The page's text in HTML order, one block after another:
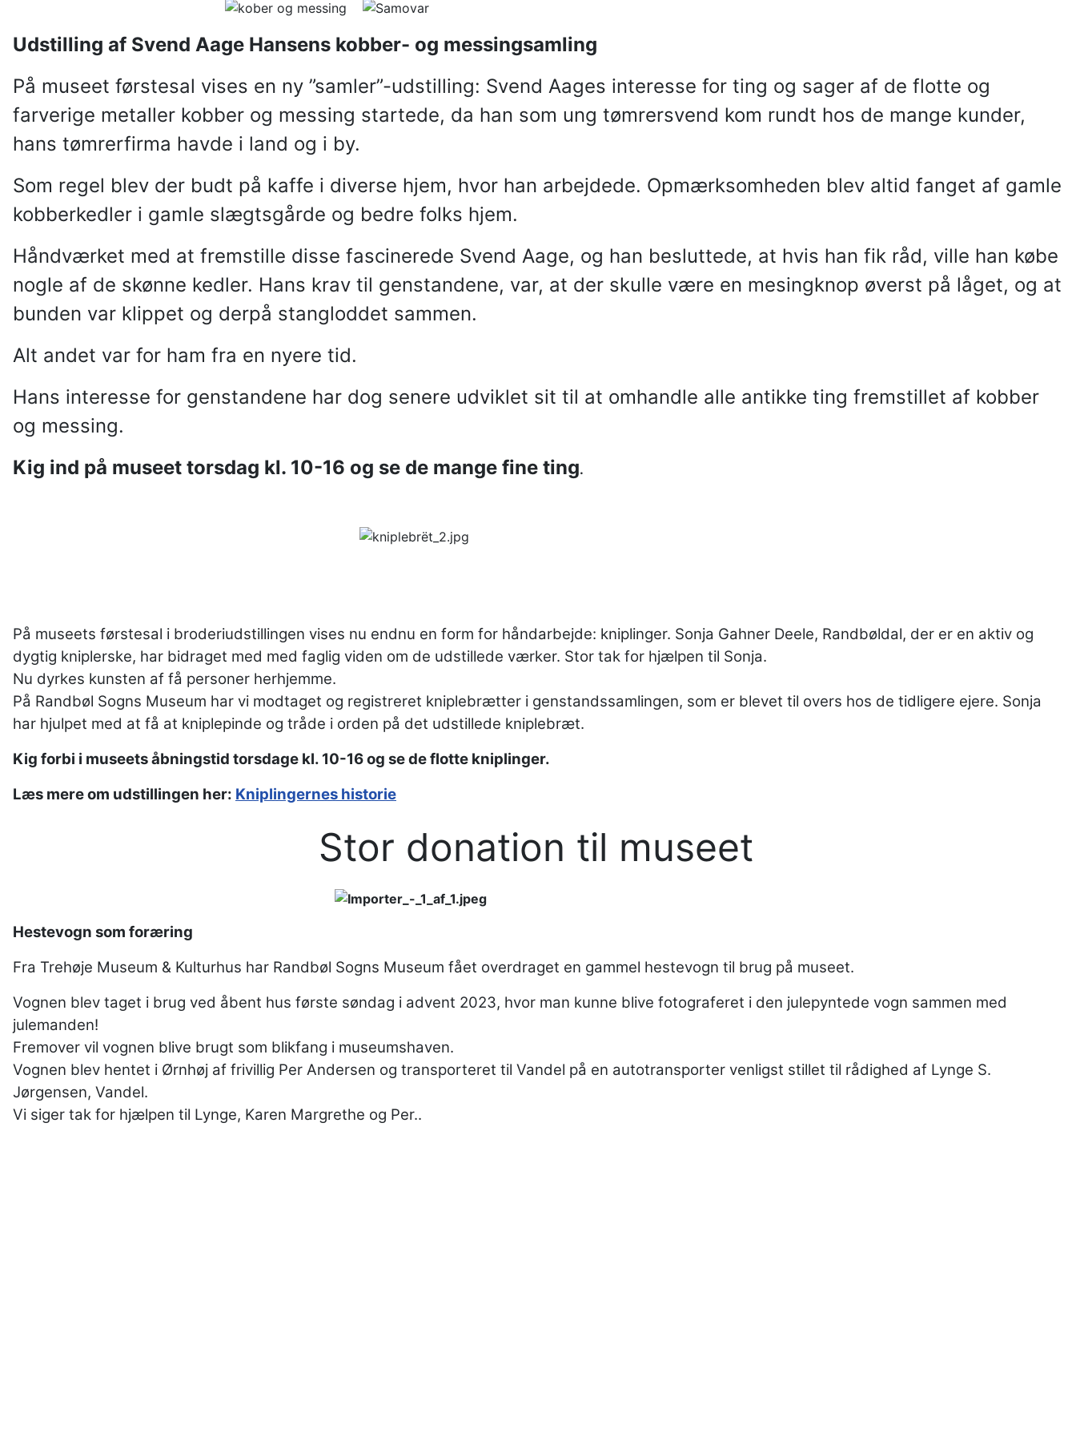
Udstilling af Svend Aage Hansens kobber- og messingsamling
På museet førstesal vises en ny ”samler”-udstilling: Svend Aages interesse for ting og sager af de flotte og
farverige metaller kobber og messing startede, da han som ung tømrersvend kom rundt hos de mange kunder,
hans tømrerfirma havde i land og i by.
Som regel blev der budt på kaffe i diverse hjem, hvor han arbejdede. Opmærksomheden blev altid fanget af gamle
kobberkedler i gamle slægtsgårde og bedre folks hjem.
Håndværket med at fremstille disse fascinerede Svend Aage, og han besluttede, at hvis han fik råd, ville han købe
nogle af de skønne kedler. Hans krav til genstandene, var, at der skulle være en mesingknop øverst på låget, og at
bunden var klippet og derpå stangloddet sammen.
Alt andet var for ham fra en nyere tid.
Hans interesse for genstandene har dog senere udviklet sit til at omhandle alle antikke ting fremstillet af kobber
og messing.
Kig ind på museet torsdag kl. 10-16 og se de mange fine ting.
På museets førstesal i broderiudstillingen vises nu endnu en form for håndarbejde: kniplinger. Sonja Gahner Deele, Randbøldal, der er en aktiv og
dygtig kniplerske, har bidraget med med faglig viden om de udstillede værker. Stor tak for hjælpen til Sonja.
Nu dyrkes kunsten af få personer herhjemme.
På Randbøl Sogns Museum har vi modtaget og registreret kniplebrætter i genstandssamlingen, som er blevet til overs hos de tidligere ejere. Sonja
har hjulpet med at få at kniplepinde og tråde i orden på det udstillede kniplebræt.
Kig forbi i museets åbningstid torsdage kl. 10-16 og se de flotte kniplinger.
Læs mere om udstillingen her: Kniplingernes historie
Stor donation til museet
Hestevogn som foræring
Fra Trehøje Museum & Kulturhus har Randbøl Sogns Museum fået overdraget en gammel hestevogn til brug på museet.
Vognen blev taget i brug ved åbent hus første søndag i advent 2023, hvor man kunne blive fotograferet i den julepyntede vogn sammen med
julemanden!
Fremover vil vognen blive brugt som blikfang i museumshaven.
Vognen blev hentet i Ørnhøj af frivillig Per Andersen og transporteret til Vandel på en autotransporter venligst stillet til rådighed af Lynge S.
Jørgensen, Vandel.
Vi siger tak for hjælpen til Lynge, Karen Margrethe og Per..